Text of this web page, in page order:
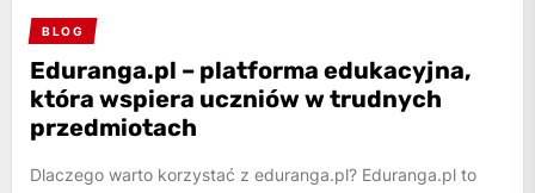
BLOG
Eduranga.pl – platforma edukacyjna,
która wspiera uczniów w trudnych
przedmiotach
Dlaczego warto korzystać z eduranga.pl? Eduranga.pl to